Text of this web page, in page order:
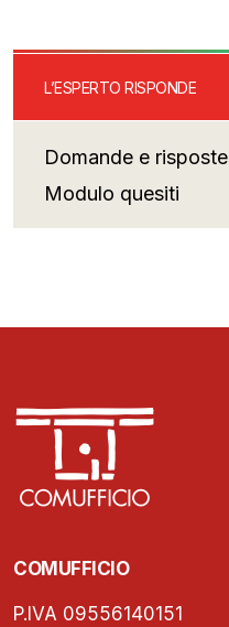
L’ESPERTO RISPONDE
Domande e risposte
Modulo quesiti
COMUFFICIO
P.IVA 09556140151